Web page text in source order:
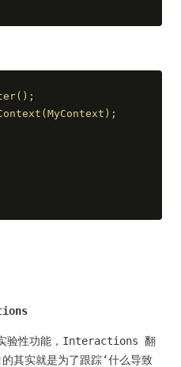
验性功能，Interactions 翻
其实就是为了跟踪‘什么导致